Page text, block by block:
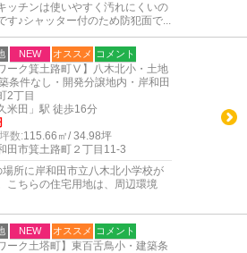
ッチンは使いやすく汚れにくいの
す♪シャッター付のため防犯面で...
NEW オススメ コメント
ーク箕土路町Ⅴ】八木北小・土地
条件なし・開発分譲地内・岸和田
2丁目
米田」駅 徒歩16分
数:115.66㎡/ 34.98坪
田市箕土路町２丁目11-3
所に岸和田市立八木北小学校が
こちらの住宅用地は、周辺環境
NEW オススメ コメント
ーク土塔町】東百舌鳥小・建築条